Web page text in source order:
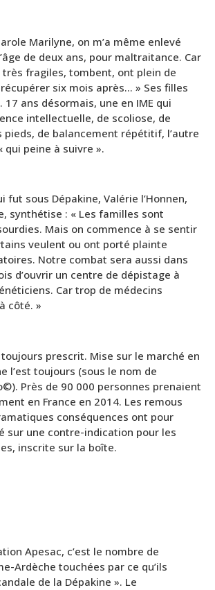
Marilyne, on m’a même enlevé
de deux ans, pour maltraitance. Car
fragiles, tombent, ont plein de
récupérer six mois après… » Ses filles
17 ans désormais, une en IME qui
intellectuelle, de scoliose, de
de balancement répétitif, l’autre
qui peine à suivre ».
fut sous Dépakine, Valérie l’Honnen,
synthétise : « Les familles sont
Mais on commence à se sentir
veulent ou ont porté plainte
Notre combat sera aussi dans
d’ouvrir un centre de dépistage à
Car trop de médecins
côté. »
prescrit. Mise sur le marché en
l’est toujours (sous le nom de
Près de 90 000 personnes prenaient
en France en 2014. Les remous
conséquences ont pour
sur une contre-indication pour les
inscrite sur la boîte.
Apesac, c’est le nombre de
Ardèche touchées par ce qu’ils
de la Dépakine ». Le